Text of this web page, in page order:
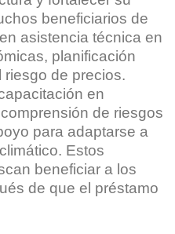
beneficiarios de
asistencia técnica en
planificación
riesgo de precios.
en
de riesgos
para adaptarse a
Estos
beneficiar a los
de que el préstamo